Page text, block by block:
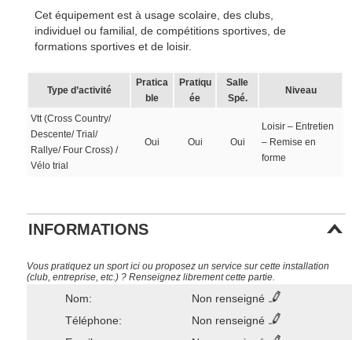
Cet équipement est à usage scolaire, des clubs,
individuel ou familial, de compétitions sportives, de
formations sportives et de loisir.
Type d’activité
Pratica
ble
Pratiqu
ée
Salle
Spé.
Niveau
Vtt (Cross Country/
Descente/ Trial/
Rallye/ Four Cross) /
Vélo trial
Oui Oui Oui
Loisir – Entretien
– Remise en
forme
INFORMATIONS
Vous pratiquez un sport ici ou proposez un service sur cette installation
(club, entreprise, etc.) ? Renseignez librement cette partie.
Nom:
Non renseigné
Téléphone:
Non renseigné